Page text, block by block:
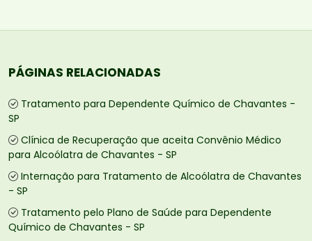
PÁGINAS RELACIONADAS
Tratamento para Dependente Químico de Chavantes -
SP
Clínica de Recuperação que aceita Convênio Médico
para Alcoólatra de Chavantes - SP
Internação para Tratamento de Alcoólatra de Chavantes
- SP
Tratamento pelo Plano de Saúde para Dependente
Químico de Chavantes - SP